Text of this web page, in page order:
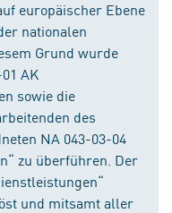
europäischer Ebene
nationalen
Grund wurde
AK
sowie die
des
NA 043-03-04
zu überführen. Der
und mitsamt aller